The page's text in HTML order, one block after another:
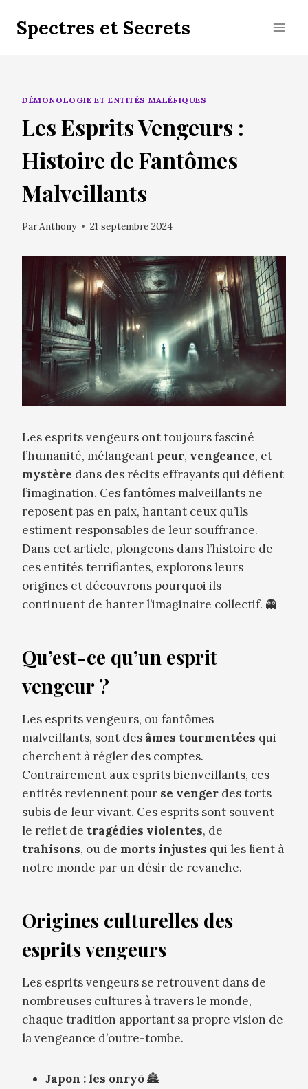
Spectres et Secrets
DÉMONOLOGIE ET ENTITÉS MALÉFIQUES
Les Esprits Vengeurs :
Histoire de Fantômes
Malveillants
Par Anthony 21 septembre 2024
Les esprits vengeurs ont toujours fasciné
l’humanité, mélangeant peur, vengeance, et
mystère dans des récits effrayants qui défient
l’imagination. Ces fantômes malveillants ne
reposent pas en paix, hantant ceux qu’ils
estiment responsables de leur souffrance.
Dans cet article, plongeons dans l’histoire de
ces entités terrifiantes, explorons leurs
origines et découvrons pourquoi ils
continuent de hanter l’imaginaire collectif. 👻
Qu’est-ce qu’un esprit
vengeur ?
Les esprits vengeurs, ou fantômes
malveillants, sont des âmes tourmentées qui
cherchent à régler des comptes.
Contrairement aux esprits bienveillants, ces
entités reviennent pour se venger des torts
subis de leur vivant. Ces esprits sont souvent
le reflet de tragédies violentes, de
trahisons, ou de morts injustes qui les lient à
notre monde par un désir de revanche.
Origines culturelles des
esprits vengeurs
Les esprits vengeurs se retrouvent dans de
nombreuses cultures à travers le monde,
chaque tradition apportant sa propre vision de
la vengeance d’outre-tombe.
Japon : les onryō🏯